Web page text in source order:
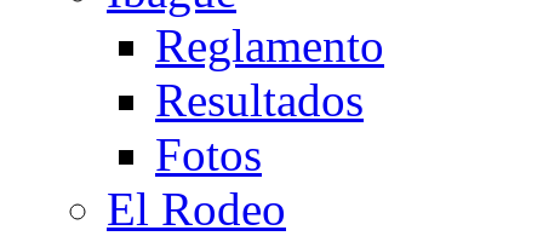
Reglamento
Resultados
Fotos
El Rodeo